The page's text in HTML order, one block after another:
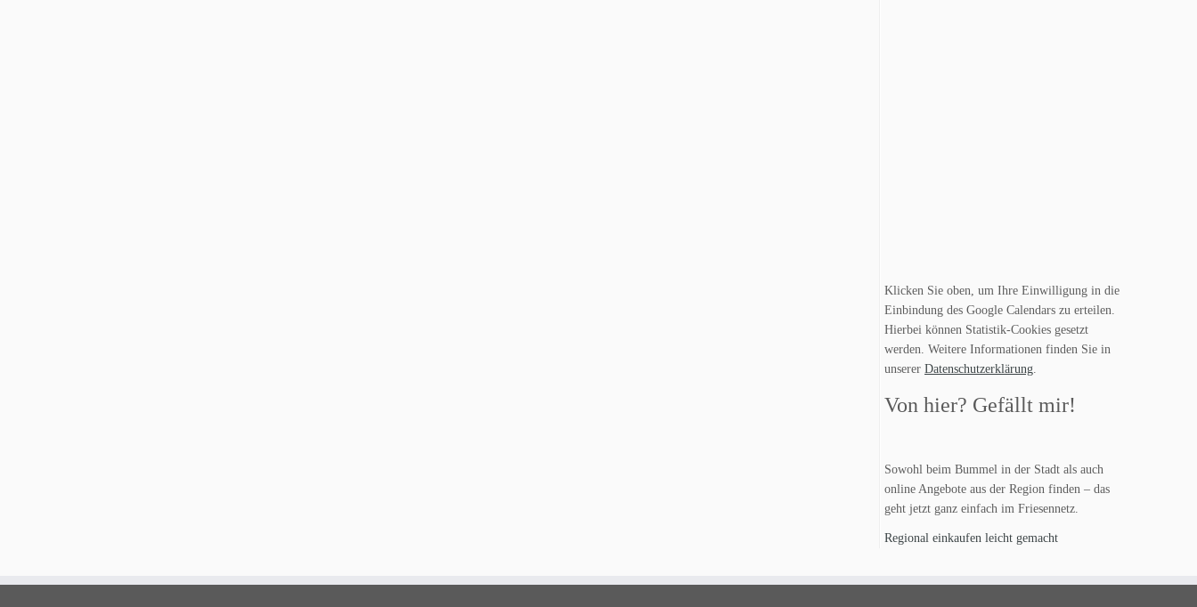
Klicken Sie oben, um Ihre Einwilligung in die
Einbindung des Google Calendars zu erteilen.
Hierbei können Statistik-Cookies gesetzt
werden. Weitere Informationen finden Sie in
unserer Datenschutzerklärung.
Von hier? Gefällt mir!
Sowohl beim Bummel in der Stadt als auch
online Angebote aus der Region finden – das
geht jetzt ganz einfach im Friesennetz.
Regional einkaufen leicht gemacht